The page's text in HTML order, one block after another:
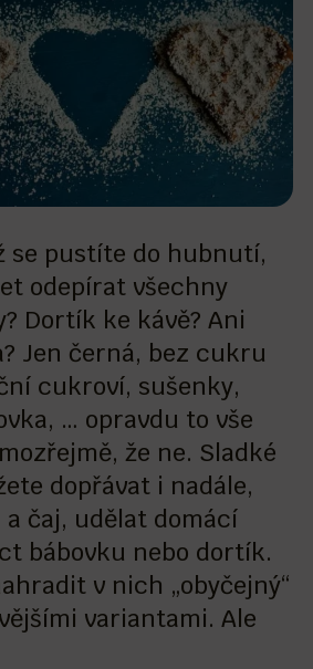
se pustíte do hubnutí,
odepírat všechny
Dortík ke kávě? Ani
Jen černá, bez cukru
cukroví, sušenky,
… opravdu to vše
že ne. Sladké
dopřávat i nadále,
čaj, udělat domácí
bábovku nebo dortík.
v nich „obyčejný“
variantami. Ale